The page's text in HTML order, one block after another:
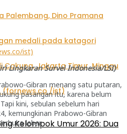
Kelompok Umur 2026: Dua
ist)
Lingkaran Survei Indonesia/LSI)
Gibran menang satu putaran,
pasangan itu, karena belum
kini, sebulan sebelum hari
kemungkinan Prabowo-Gibran
lebar.